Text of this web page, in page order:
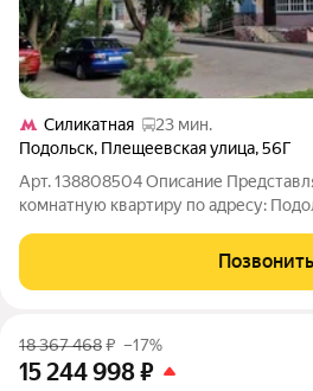
Силикатная
23 мин.
Подольск, Плещеевская улица,56Г
Арт. 138808504 Описание
комнaтную кваpтиру по адресу:
дома. O кваpтирe:Площадь: 38.9 м.
Планировка: Раздельный
Позвонить
18 367 468₽ –17%
15 244 998₽